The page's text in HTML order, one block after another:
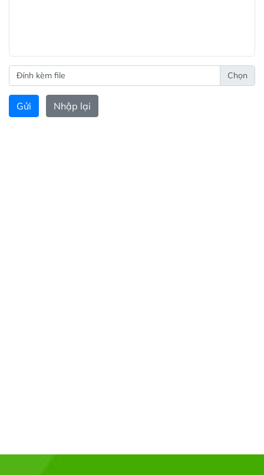
Đính kèm file